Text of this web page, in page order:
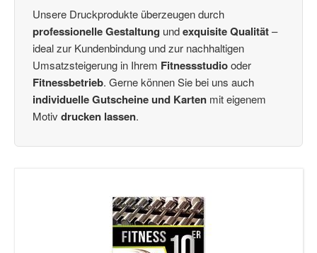
Empfehlungskarten (2)
Glückwunschkarten
(22)
Schleifen (28)
Kundengeschenke / Weihnachtsgeschenke(2)
Weihnachtspostkarten(1)
Combi-Gutscheine(1)
Gutscheinverpackung dreidimensional / Euro-Box
Karte Trainingspartner-Programm(8)
Unsere Druckprodukte überzeugen durch
professionelle Gestaltung undexquisite Qualität–
ideal zur Kundenbindung und zur nachhaltigen
Umsatzsteigerung in Ihrem Fitnessstudiooder
Fitnessbetrieb. Gerne können Sie bei uns auch
individuelle Gutscheine und Karten mit eigenem
Motiv drucken lassen.